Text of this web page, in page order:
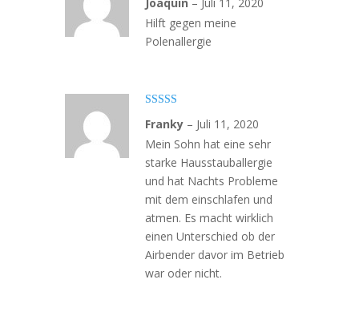
5von 5
Hilft gegen meine
Polenallergie
mit4von
5
Franky – Juli 11, 2020
Mein Sohn hat eine sehr
starke Hausstauballergie
und hat Nachts Probleme
mit dem einschlafen und
atmen. Es macht wirklich
einen Unterschied ob der
Airbender davor im Betrieb
war oder nicht.